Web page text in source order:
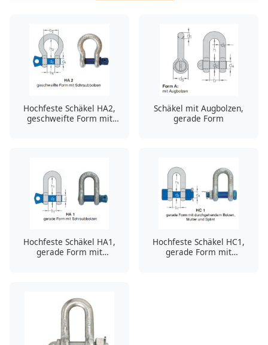
Hochfeste Schäkel HA2,
geschweifte Form mit
Schäkel mit Augbolzen,
gerade Form
Hochfeste Schäkel HA1,
gerade Form mit
Hochfeste Schäkel HC1,
gerade Form mit